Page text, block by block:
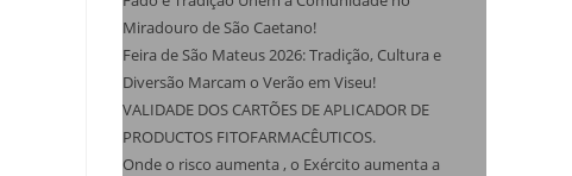
Miradouro de São Caetano!
Feira de São Mateus 2026: Tradição, Cultura e
Diversão Marcam o Verão em Viseu!
VALIDADE DOS CARTÕES DE APLICADOR DE
PRODUCTOS FITOFARMACÊUTICOS.
Onde o risco aumenta , o Exército aumenta a